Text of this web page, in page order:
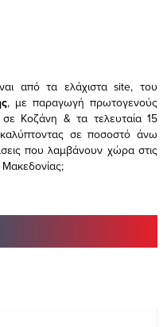
από τα ελάχισταsite, του
, με παραγωγή πρωτογενούς
σε Κοζάνη & τα τελευταία 15
σε ποσοστό άνω
που λαμβάνουν χώρα στις